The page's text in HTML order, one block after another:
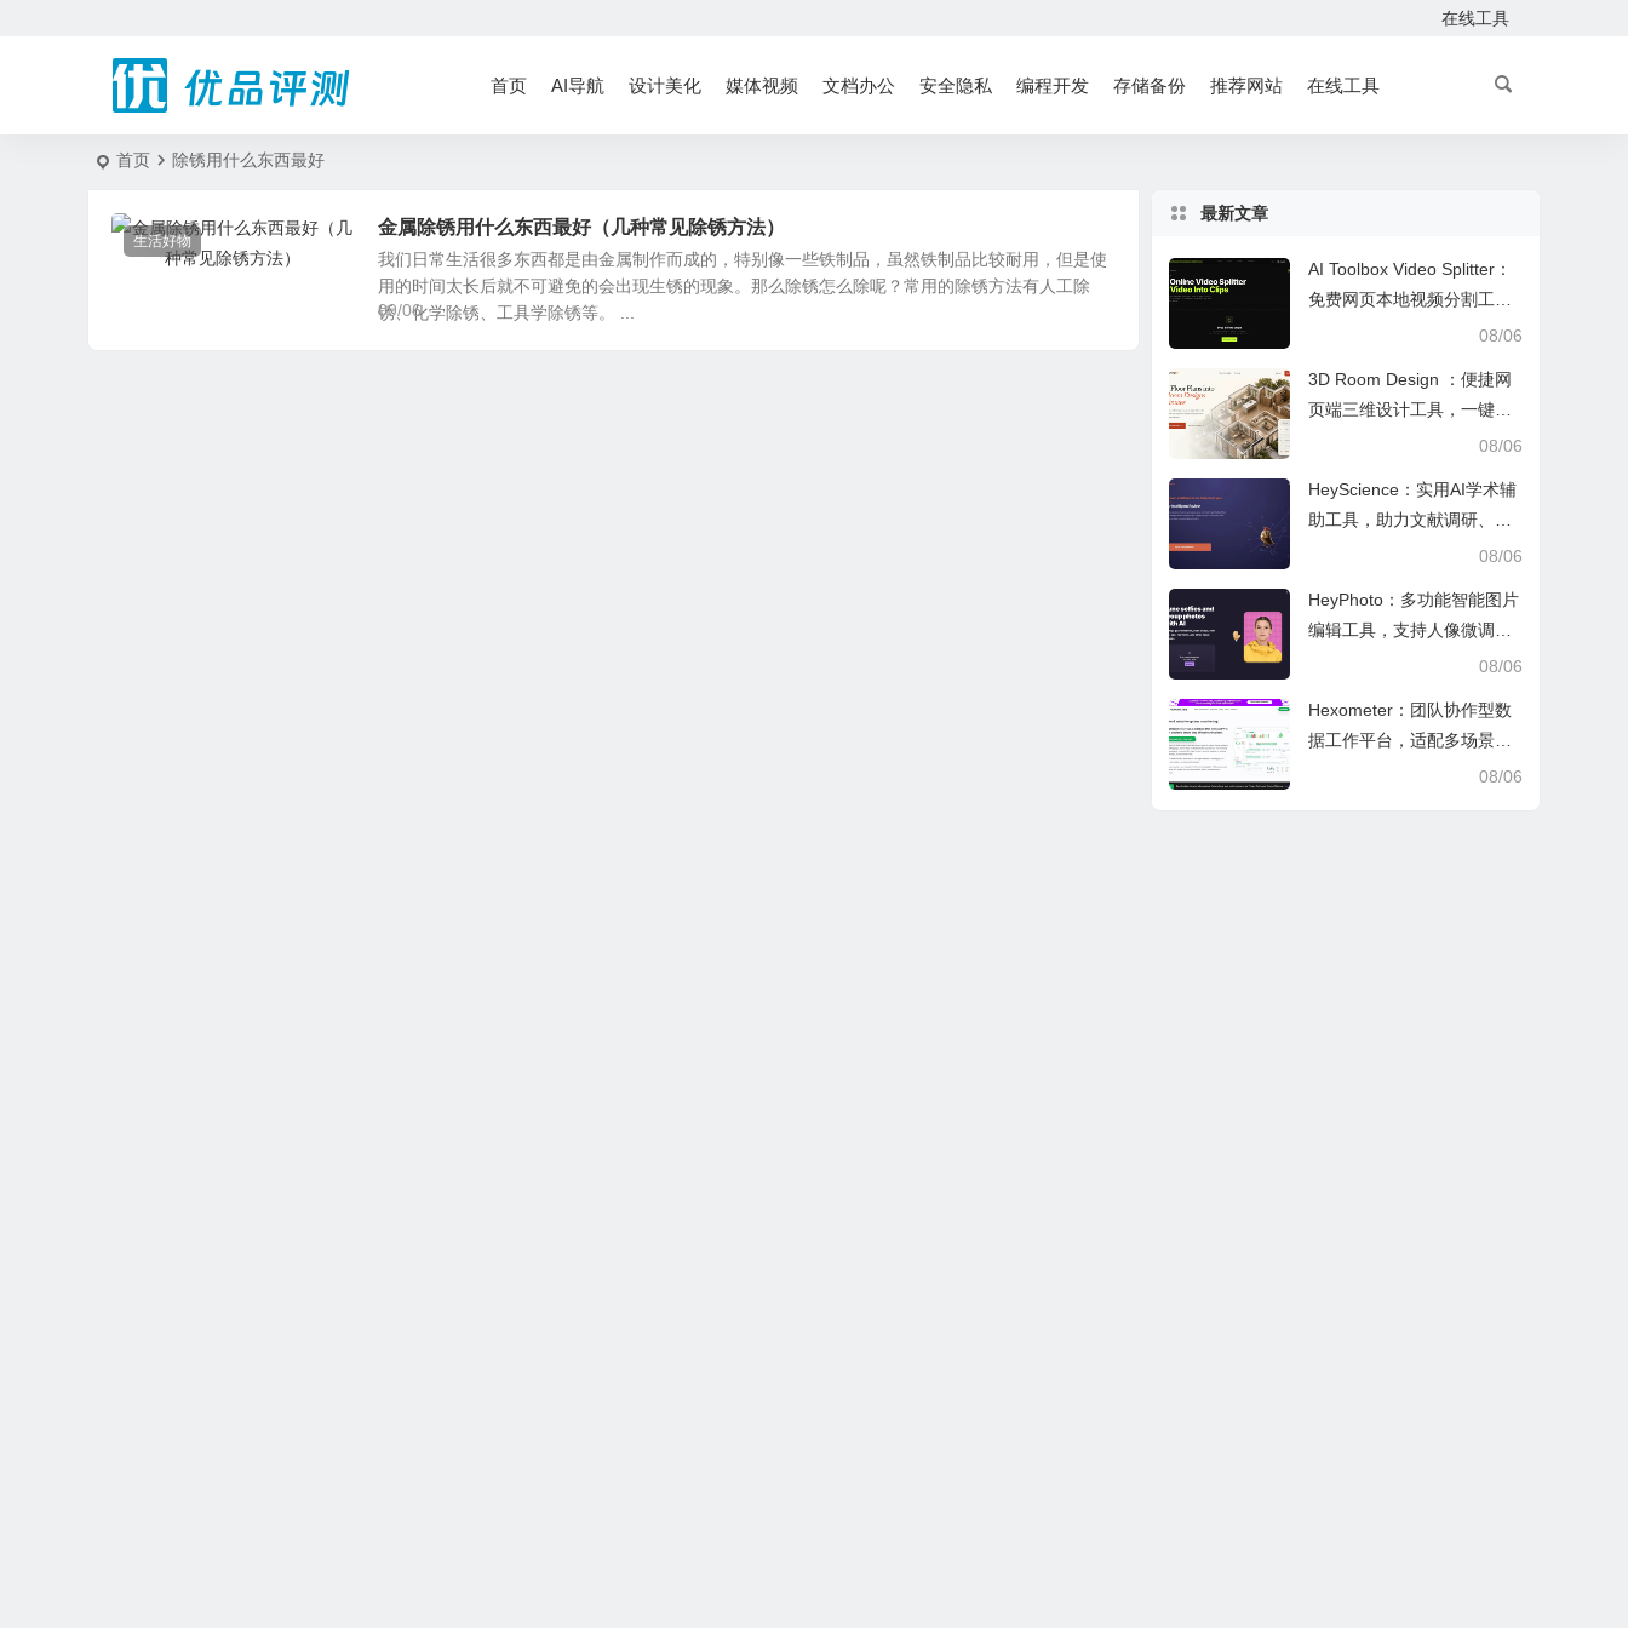
在线工具
首页 AI导航 设计美化 媒体视频 文档办公 安全隐私 编程开发 存储备份 推荐网站 在线工具
首页 除锈用什么东西最好
生活好物
金属除锈用什么东西最好（几种常见除锈方法）
我们日常生活很多东西都是由金属制作而成的，特别像一些铁制品，虽然铁制品比较耐用，但是使
用的时间太长后就不可避免的会出现生锈的现象。那么除锈怎么除呢？常用的除锈方法有人工除
锈、化学除锈、工具学除锈等。 ...
09/06
最新文章
AI Toolbox Video Splitter：
免费网页本地视频分割工
具，多模式裁切高清视频且
08/06
3D Room Design ：便捷网
页端三维设计工具，一键户
型建模、实时改色布景助力
08/06
HeyScience：实用AI学术辅
助工具，助力文献调研、论
文审阅与日常学业研究工作
08/06
HeyPhoto：多功能智能图片
编辑工具，支持人像微调、
艺术创作与日常隐私防护08/06
Hexometer：团队协作型数
据工作平台，适配多场景数
据分析、高效办公与企业安
08/06